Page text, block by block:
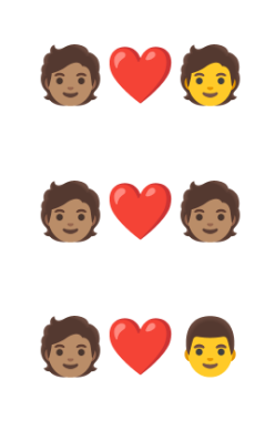
🧑🏽‍❤️‍🧑
🧑🏽‍❤️‍🧑🏽
🧑🏽‍❤️‍👨